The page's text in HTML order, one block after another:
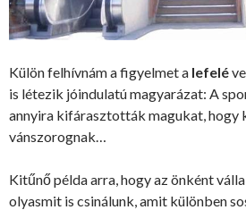
Külön felhívnám a figyelmet a lefelé
is létezik jóindulatú magyarázat: A
annyira kifárasztották magukat, hogy
vánszorognak…
Kitűnő példa arra, hogy az önként
olyasmit is csinálunk, amit különben